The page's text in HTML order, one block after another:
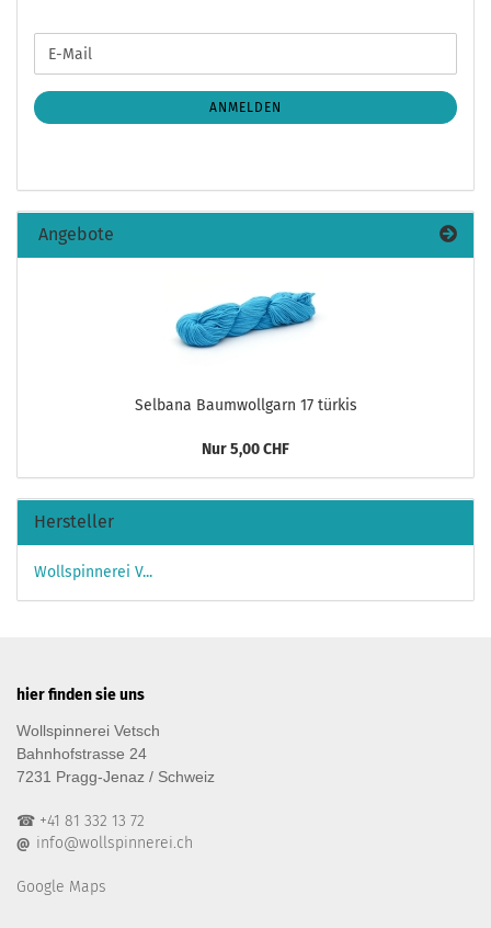
ZUR
ANMELDUNG
E-
Mail
ANMELDEN
Angebote
Selbana Baumwollgarn 17 türkis
Nur 5,00 CHF
Hersteller
Wollspinnerei V...
hier finden sie uns
Wollspinnerei Vetsch
Bahnhofstrasse 24
7231 Pragg-Jenaz / Schweiz
☎ +41 81 332 13 72
@ info@wollspinnerei.ch
Google Maps